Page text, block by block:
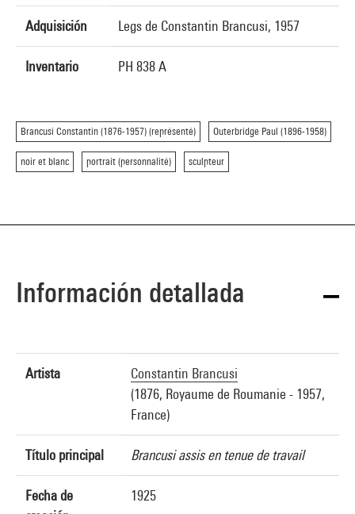
Adquisición Legs de Constantin Brancusi, 1957
Inventario PH 838 A
Brancusi Constantin (1876-1957) (représenté) Outerbridge Paul (1896-1958)
noir et blanc portrait (personnalité) sculpteur
Información detallada
Artista
Constantin Brancusi
(1876, Royaume de Roumanie - 1957,
France)
Título principal Brancusi assis en tenue de travail
Fecha de
1925